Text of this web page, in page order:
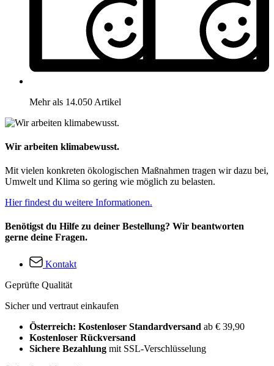
Mehr als 14.050 Artikel
Wir arbeiten klimabewusst.
Mit vielen konkreten ökologischen Maßnahmen tragen wir dazu bei,
Umwelt und Klima so gering wie möglich zu belasten.
Hier findest du weitere Informationen.
Benötigst du Hilfe zu deiner Bestellung? Wir beantworten
gerne deine Fragen.
Kontakt
Geprüfte Qualität
Sicher und vertraut einkaufen
Österreich: Kostenloser Standardversand ab € 39,90
Kostenloser Rückversand
Sichere Bezahlung mit SSL-Verschlüsselung